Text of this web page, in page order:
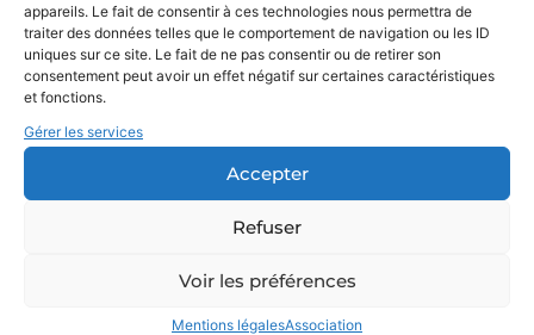
appareils. Le fait de consentir à ces technologies nous permettra de
traiter des données telles que le comportement de navigation ou les ID
uniques sur ce site. Le fait de ne pas consentir ou de retirer son
consentement peut avoir un effet négatif sur certaines caractéristiques
et fonctions.
Gérer les services
Accepter
Refuser
Voir les préférences
Mentions légalesAssociation
Exposition – atelier Les Simonnet « Quand la
sculpture devient jeu » du 17 mai au 25 juin
2016 Gratuit Entrée libre : Du mardi au
vendredi
Aucun commentaire